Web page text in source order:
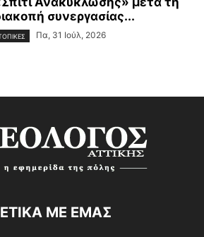
συνεργασίας...
Πα, 31 Ιούλ, 2026
ΜΕ ΕΜΑΣ